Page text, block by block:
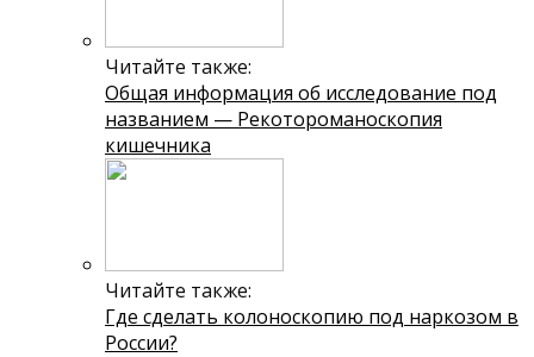
Читайте также:
Общая информация об исследование под
названием — Рекотороманоскопия
кишечника
Читайте также:
Где сделать колоноскопию под наркозом в
России?